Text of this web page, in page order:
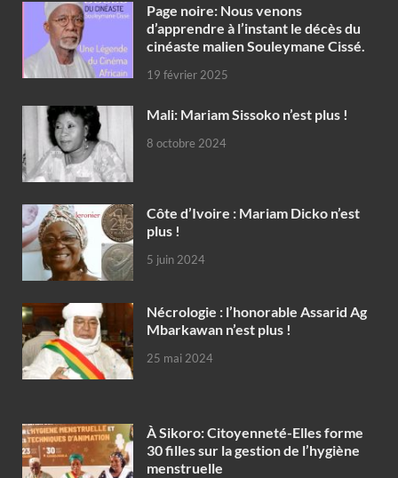
Page noire: Nous venons
d’apprendre à l’instant le décès du
cinéaste malien Souleymane Cissé.
19 février 2025
Mali: Mariam Sissoko n’est plus !
8 octobre 2024
Côte d’Ivoire : Mariam Dicko n’est
plus !
5 juin 2024
Nécrologie : l’honorable Assarid Ag
Mbarkawan n’est plus !
25 mai 2024
À Sikoro: Citoyenneté-Elles forme
30 filles sur la gestion de l’hygiène
menstruelle